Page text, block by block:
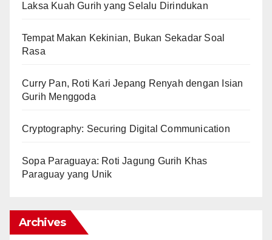
Laksa Kuah Gurih yang Selalu Dirindukan
Tempat Makan Kekinian, Bukan Sekadar Soal
Rasa
Curry Pan, Roti Kari Jepang Renyah dengan Isian
Gurih Menggoda
Cryptography: Securing Digital Communication
Sopa Paraguaya: Roti Jagung Gurih Khas
Paraguay yang Unik
Archives